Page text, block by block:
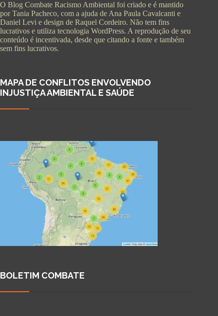
O Blog Combate Racismo Ambiental foi criado e é mantido
por Tania Pacheco, com a ajuda de Ana Paula Cavalcanti e
Daniel Levi e design de Raquel Cordeiro. Não tem fins
lucrativos e utiliza tecnologia WordPress. A reprodução de seu
conteúdo é incentivada, desde que citando a fonte e também
sem fins lucrativos.
MAPA DE CONFLITOS ENVOLVENDO
INJUSTIÇA AMBIENTAL E SAÚDE
BOLETIM COMBATE